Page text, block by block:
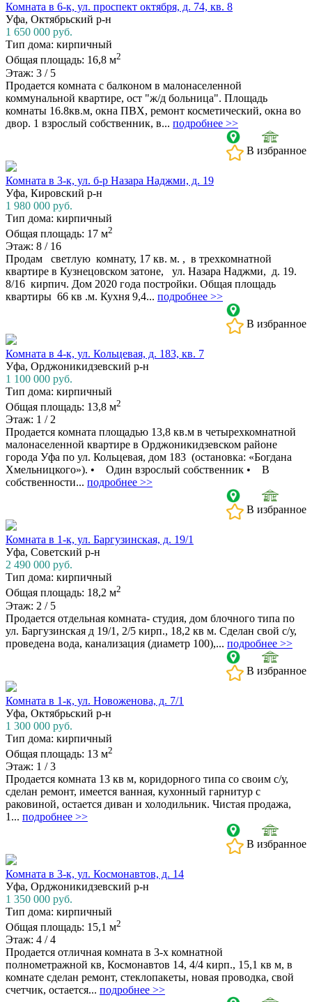
Комната в 6-к, ул. проспект октября, д. 74, кв. 8
Уфа, Октябрьский р-н
1 650 000 руб.
Тип дома: кирпичный
Общая площадь: 16,8 м2
Этаж: 3 / 5
Продается комната с балконом в малонаселенной
коммунальной квартире, ост "ж/д больница". Площадь
комнаты 16.8кв.м, окна ПВХ, ремонт косметический, окна во
двор. 1 взрослый собственник, в... подробнее >>
В избранное
Комната в 3-к, ул. б-р Назара Наджми, д. 19
Уфа, Кировский р-н
1 980 000 руб.
Тип дома: кирпичный
Общая площадь: 17 м2
Этаж: 8 / 16
Продам светлую комнату, 17 кв. м. , в трехкомнатной
квартире в Кузнецовском затоне, ул. Назара Наджми, д. 19.
8/16 кирпич. Дом 2020 года постройки. Общая площадь
квартиры 66 кв .м. Кухня 9,4... подробнее >>
В избранное
Комната в 4-к, ул. Кольцевая, д. 183, кв. 7
Уфа, Орджоникидзевский р-н
1 100 000 руб.
Тип дома: кирпичный
Общая площадь: 13,8 м2
Этаж: 1 / 2
Продается комната площадью 13,8 кв.м в четырехкомнатной
малонаселенной квартире в Орджоникидзевском районе
города Уфа по ул. Кольцевая, дом 183 (остановка: «Богдана
Хмельницкого»). • Один взрослый собственник • В
собственности... подробнее >>
В избранное
Комната в 1-к, ул. Баргузинская, д. 19/1
Уфа, Советский р-н
2 490 000 руб.
Тип дома: кирпичный
Общая площадь: 18,2 м2
Этаж: 2 / 5
Продается отдельная комната- студия, дом блочного типа по
ул. Баргузинская д 19/1, 2/5 кирп., 18,2 кв м. Сделан свой с/у,
проведена вода, канализация (диаметр 100),... подробнее >>
В избранное
Комната в 1-к, ул. Новоженова, д. 7/1
Уфа, Октябрьский р-н
1 300 000 руб.
Тип дома: кирпичный
Общая площадь: 13 м2
Этаж: 1 / 3
Продается комната 13 кв м, коридорного типа со своим с/у,
сделан ремонт, имеется ванная, кухонный гарнитур с
раковиной, остается диван и холодильник. Чистая продажа,
1... подробнее >>
В избранное
Комната в 3-к, ул. Космонавтов, д. 14
Уфа, Орджоникидзевский р-н
1 350 000 руб.
Тип дома: кирпичный
Общая площадь: 15,1 м2
Этаж: 4 / 4
Продается отличная комната в 3-х комнатной
полнометражной кв, Космонавтов 14, 4/4 кирп., 15,1 кв м, в
комнате сделан ремонт, стеклопакеты, новая проводка, свой
счетчик, остается... подробнее >>